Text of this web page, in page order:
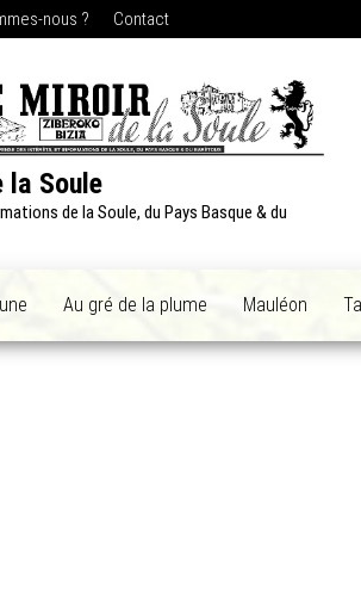
nous ? Contact
la Soule
de la Soule, du Pays Basque & du
Au gré de la plume Mauléon